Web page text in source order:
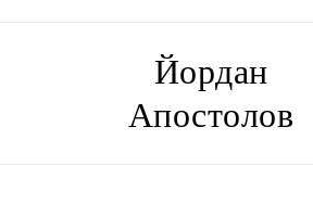
Йордан
Апостолов